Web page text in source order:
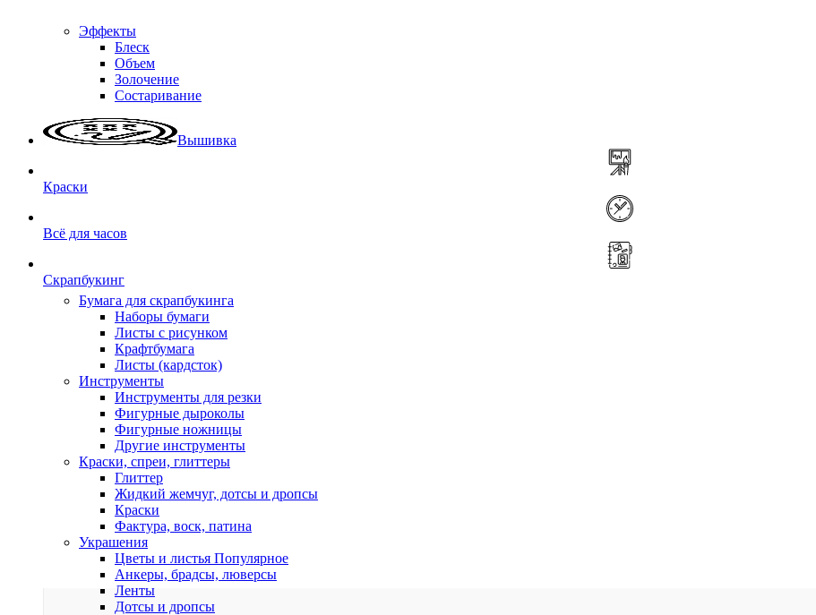
Эффекты
Блеск
Объем
Золочение
Состаривание
Вышивка
Краски
Всё для часов
Скрапбукинг
Бумага для скрапбукинга
Наборы бумаги
Листы с рисунком
Крафтбумага
Листы (кардсток)
Инструменты
Инструменты для резки
Фигурные дыроколы
Фигурные ножницы
Другие инструменты
Краски, спреи, глиттеры
Глиттер
Жидкий жемчуг, дотсы и дропсы
Краски
Фактура, воск, патина
Украшения
Цветы и листья Популярное
Анкеры, брадсы, люверсы
Ленты
Дотсы и дропсы